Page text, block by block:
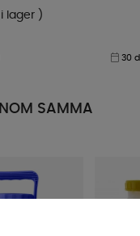
lager )
30
SAMMA